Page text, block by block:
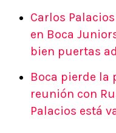
Carlos
en Boca
bien puertas
Boca pierde la
reunión con
Palacios está